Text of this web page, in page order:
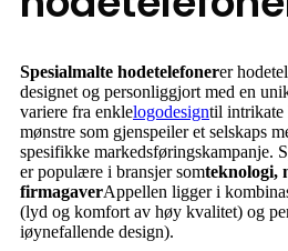
Spesialmalte hodetelefonerer
designet og personliggjort med en
variere fra enklelogodesigntil intrikate
mønstre som gjenspeiler et selskaps
spesifikke markedsføringskampanje.
er populære i bransjer somteknologi,
firmagaverAppellen ligger i
(lyd og komfort av høy kvalitet) og
iøynefallende design).